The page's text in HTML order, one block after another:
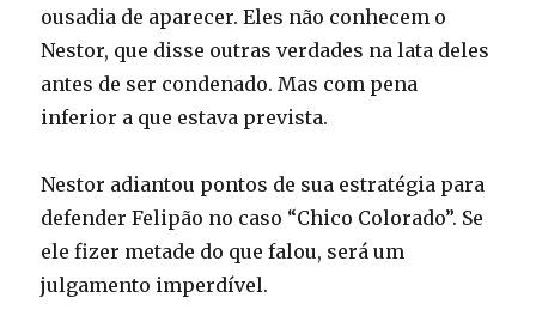
ousadia de aparecer. Eles não conhecem o
Nestor, que disse outras verdades na lata deles
antes de ser condenado. Mas com pena
inferior a que estava prevista.
Nestor adiantou pontos de sua estratégia para
defender Felipão no caso “Chico Colorado”. Se
ele fizer metade do que falou, será um
julgamento imperdível.